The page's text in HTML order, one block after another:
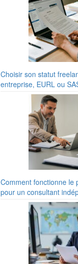
Choisir son statut
entreprise, EURL ou
Comment fonctionne le
pour un consultant